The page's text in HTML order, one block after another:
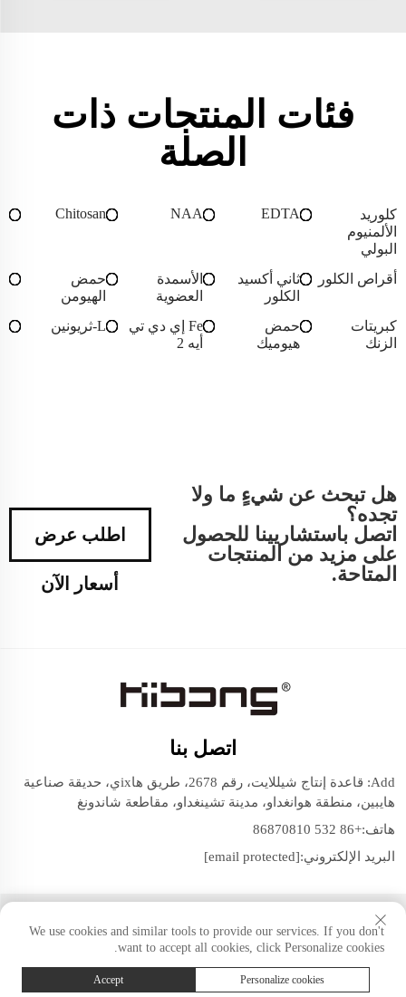
فئات المنتجات ذات
الصلة
كلوريد
الألمنيوم
البولي
EDTA
NAA
Chitosan
أقراص الكلور
ثاني أكسيد
الكلور
الأسمدة
العضوية
حمض
الهيومن
كبريتات
الزنك
حمض
هيوميك
Fe إي دي تي
أيه 2
L-ثريونين
هل تبحث عن شيءٍ ما ولا
تجده؟
اتصل باستشاريينا للحصول
على مزيد من المنتجات
المتاحة.
اطلب عرض
أسعار الآن
اتصل بنا
Add: قاعدة إنتاج شيللايت، رقم 2678، طريق هاixي، حديقة صناعية
هايبين، منطقة هوانغداو، مدينة تشينغداو، مقاطعة شاندونغ
هاتف:+86 532 86870810
البريد الإلكتروني:[email protected]
حقوق النسخ © شيللايت (مجموعة شاندونغ) المحدودة. جميع الحقوق
محفوظة.
We use cookies and similar tools to provide our services. If you don't
want to accept all cookies, click Personalize cookies.
Personalize cookies
Accept